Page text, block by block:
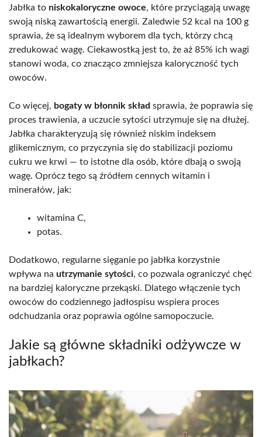
Jabłka to niskokaloryczne owoce, które przyciągają uwagę
swoją niską zawartością energii. Zaledwie 52 kcal na 100 g
sprawia, że są idealnym wyborem dla tych, którzy chcą
zredukować wagę. Ciekawostką jest to, że aż 85% ich wagi
stanowi woda, co znacząco zmniejsza kaloryczność tych
owoców.
Co więcej, bogaty w błonnik skład sprawia, że poprawia się
proces trawienia, a uczucie sytości utrzymuje się na dłużej.
Jabłka charakteryzują się również niskim indeksem
glikemicznym, co przyczynia się do stabilizacji poziomu
cukru we krwi — to istotne dla osób, które dbają o swoją
wagę. Oprócz tego są źródłem cennych witamin i
minerałów, jak:
witamina C,
potas.
Dodatkowo, regularne sięganie po jabłka korzystnie
wpływa na utrzymanie sytości, co pozwala ograniczyć chęć
na bardziej kaloryczne przekąski. Dlatego włączenie tych
owoców do codziennego jadłospisu wspiera proces
odchudzania oraz poprawia ogólne samopoczucie.
Jakie są główne składniki odżywcze w
jabłkach?